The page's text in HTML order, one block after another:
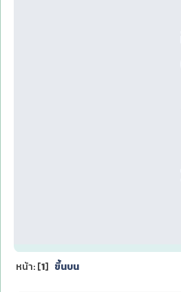
หน้า: [1] ขึ้นบน